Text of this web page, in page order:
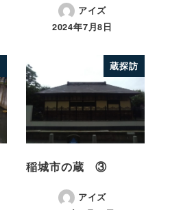
アイズ
2024年7月8日
蔵探訪
稲城市の蔵 ③
アイズ